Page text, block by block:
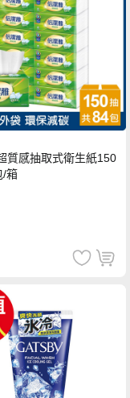
質感抽取式衛生紙150
/箱